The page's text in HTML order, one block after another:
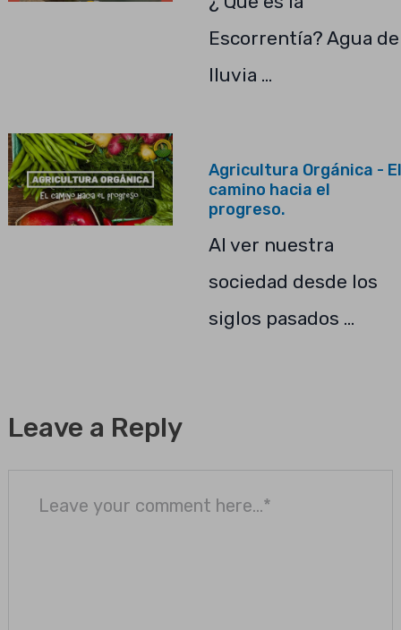
Escorrentía? Agua de
lluvia …
Agricultura Orgánica - El
camino hacia el
progreso.
Al ver nuestra
sociedad desde los
siglos pasados …
Leave a Reply